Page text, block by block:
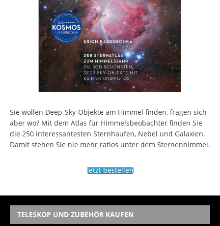
Sie wollen Deep-Sky-Objekte am Himmel finden, fragen sich
aber wo? Mit dem Atlas für Himmelsbeobachter finden Sie
die 250 interessantesten Sternhaufen, Nebel und Galaxien.
Damit stehen Sie nie mehr ratlos unter dem Sternenhimmel.
Jetzt bestellen
TELESKOP UND ZUBEHÖR KAUFEN